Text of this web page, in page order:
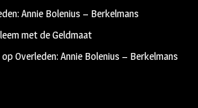
Annie Bolenius – Berkelmans
met de Geldmaat
opOverleden: Annie Bolenius – Berkelmans